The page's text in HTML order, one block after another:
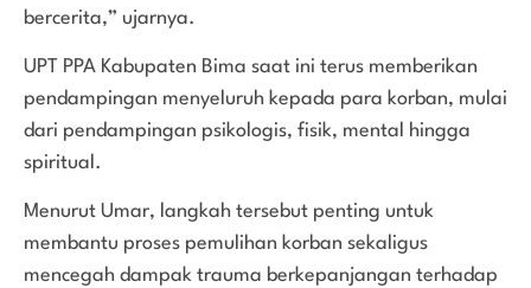
bercerita,” ujarnya.
UPT PPA Kabupaten Bima saat ini terus memberikan
pendampingan menyeluruh kepada para korban, mulai
dari pendampingan psikologis, fisik, mental hingga
spiritual.
Menurut Umar, langkah tersebut penting untuk
membantu proses pemulihan korban sekaligus
mencegah dampak trauma berkepanjangan terhadap